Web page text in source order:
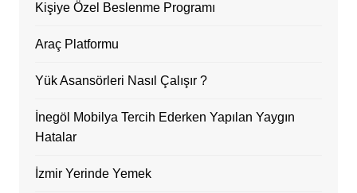
Kişiye Özel Beslenme Programı
Araç Platformu
Yük Asansörleri Nasıl Çalışır ?
İnegöl Mobilya Tercih Ederken Yapılan Yaygın
Hatalar
İzmir Yerinde Yemek